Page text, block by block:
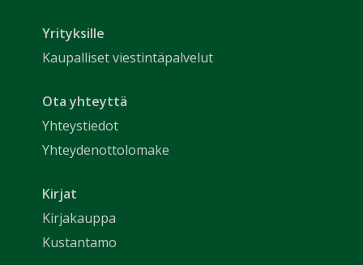
Yrityksille
Kaupalliset viestintäpalvelut
Ota yhteyttä
Yhteystiedot
Yhteydenottolomake
Kirjat
Kirjakauppa
Kustantamo